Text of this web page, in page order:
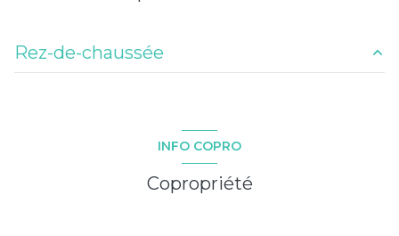
Rez-de-chaussée
INFO COPRO
Copropriété